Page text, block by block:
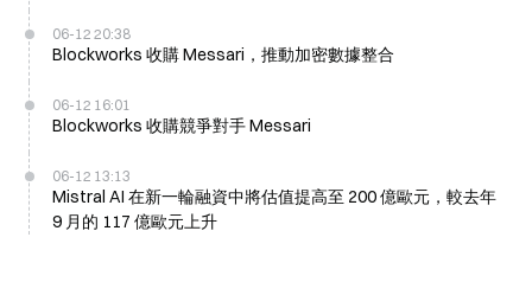
06-12 20:38
Blockworks 收購 Messari，推動加密數據整合
06-12 16:01
Blockworks 收購競爭對手 Messari
06-12 13:13
Mistral AI 在新一輪融資中將估值提高至 200 億歐元，較去年
9 月的 117 億歐元上升